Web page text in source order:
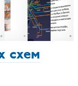
схем